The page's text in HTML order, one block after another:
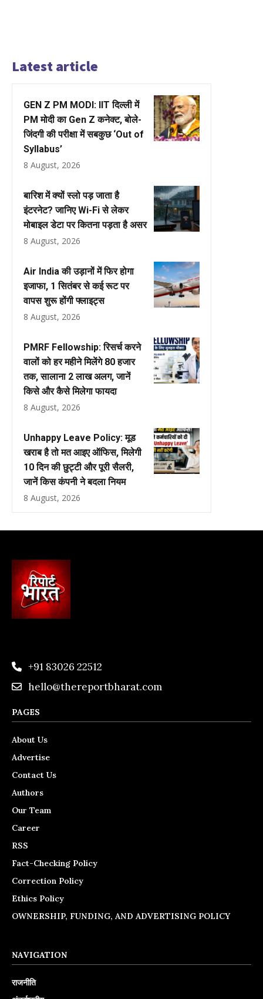
Latest article
GEN Z PM MODI: IIT दिल्ली में
PM मोदी का Gen Z कनेक्ट, बोले-
जिंदगी की परीक्षा में सबकुछ ‘Out of
Syllabus’
8 August, 2026
बारिश में क्यों स्लो पड़ जाता है
इंटरनेट? जानिए Wi-Fi से लेकर
मोबाइल डेटा पर कितना पड़ता है असर
8 August, 2026
Air India की उड़ानों में फिर होगा
इजाफा, 1 सितंबर से कई रूट पर
वापस शुरू होंगी फ्लाइट्स
8 August, 2026
PMRF Fellowship: रिसर्च करने
वालों को हर महीने मिलेंगे ₹80 हजार
तक, सालाना ₹2 लाख अलग, जानें
किसे और कैसे मिलेगा फायदा
8 August, 2026
Unhappy Leave Policy: मूड
खराब है तो मत आइए ऑफिस, मिलेगी
10 दिन की छुट्टी और पूरी सैलरी,
जानें किस कंपनी ने बदला नियम
8 August, 2026
+91 83026 22512
hello@thereportbharat.com
PAGES
About Us
Advertise
Contact Us
Authors
Our Team
Career
RSS
Fact-Checking Policy
Correction Policy
Ethics Policy
OWNERSHIP, FUNDING, AND ADVERTISING POLICY
NAVIGATION
राजनीति